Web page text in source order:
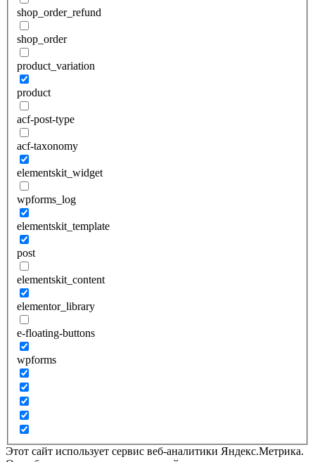
shop_order_refund
shop_order
product_variation
product
acf-post-type
acf-taxonomy
elementskit_widget
wpforms_log
elementskit_template
post
elementskit_content
elementor_library
e-floating-buttons
wpforms
Этот сайт использует сервис веб-аналитики Яндекс.Метрика.